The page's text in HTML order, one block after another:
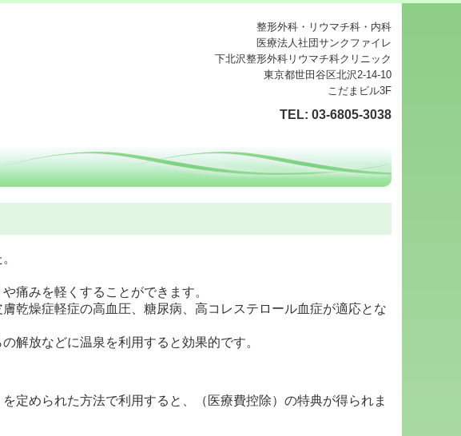
整形外科・リウマチ科・内科
医療法人社団サンクファイレ
下北沢整形外科リウマチ科クリニック
東京都世田谷区北沢2-14-10
こだまビル3F
TEL: 03-6805-3038
痛みを軽くすることができます。
乾燥症軽症の高血圧、 糖尿病、高コレステロール血症が適応とな
解放などに温泉を利用すると効果的です。
定められた方法で利用すると、
（医療費控除）の特典が得られま